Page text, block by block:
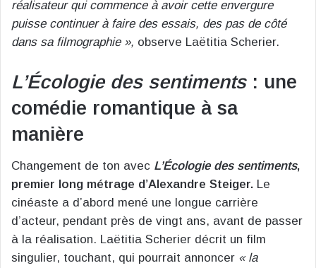
réalisateur qui commence à avoir cette envergure
puisse continuer à faire des essais, des pas de côté
dans sa filmographie », observe Laëtitia Scherier.
L’Écologie des sentiments: une
comédie romantique à sa
manière
Changement de ton avec L’Écologie des sentiments,
premier long métrage d’Alexandre Steiger. Le
cinéaste a d’abord mené une longue carrière
d’acteur, pendant près de vingt ans, avant de passer
à la réalisation. Laëtitia Scherier décrit un film
singulier, touchant, qui pourrait annoncer « la